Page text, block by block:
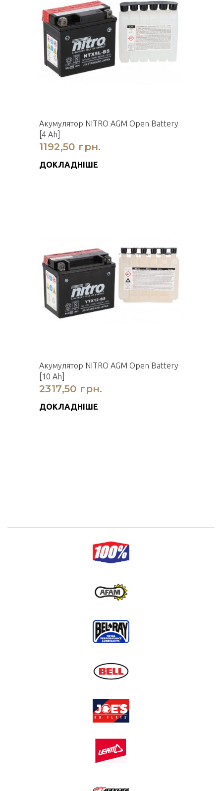
Акумулятор NITRO AGM Open Battery
[4 Ah]
1192,50 грн.
ДОКЛАДНІШЕ
Акумулятор NITRO AGM Open Battery
[10 Ah]
2317,50 грн.
ДОКЛАДНІШЕ